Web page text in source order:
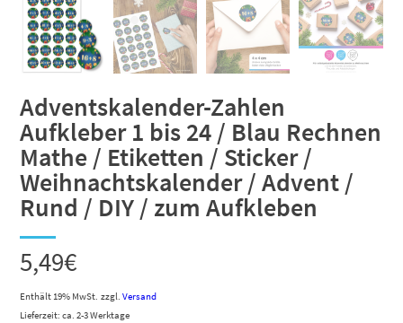
Adventskalender-Zahlen
Aufkleber 1 bis 24 / Blau Rechnen
Mathe / Etiketten / Sticker /
Weihnachtskalender / Advent /
Rund / DIY / zum Aufkleben
5,49€
Enthält 19% MwSt. zzgl.Versand
Lieferzeit: ca. 2-3 Werktage